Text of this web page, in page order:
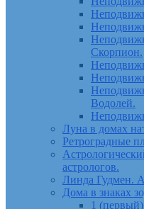
Скорпион.
Водолей.
Луна в домах
Ретроградные
астрологов.
Линда Гудмен.
Дома в знаках
1 (первый)